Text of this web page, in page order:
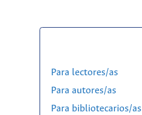
Para lectores/as
Para autores/as
Para bibliotecarios/as